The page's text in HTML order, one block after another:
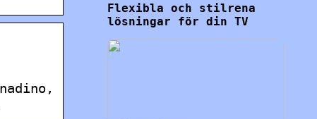
Flexibla och stilrena
lösningar för din TV